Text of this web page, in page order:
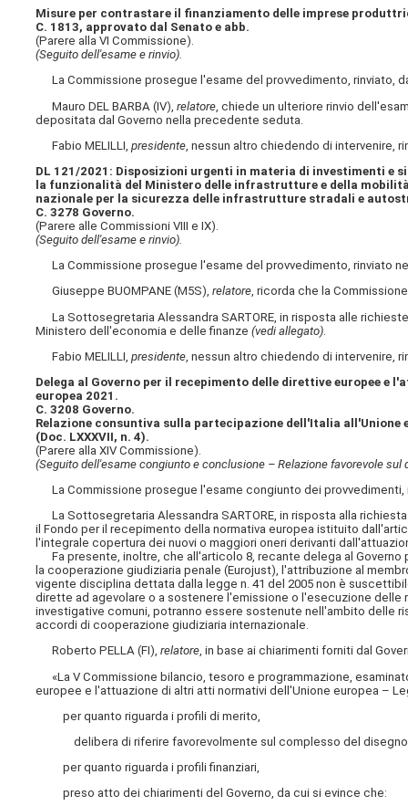
Misure per contrastare il finanziamento delle imprese
C. 1813, approvato dal Senato e abb.
(Parere alla VI Commissione).
(Seguito dell'esame e rinvio).
La Commissione prosegue l'esame del provvedimento, rinviato,
Mauro DEL BARBA (IV),relatore , chiede un ulteriore rinvio
depositata dal Governo nella precedente seduta.
Fabio MELILLI,presidente , nessun altro chiedendo di intervenire,
DL 121/2021: Disposizioni urgenti in materia di investimenti
la funzionalità del Ministero delle infrastrutture e della
nazionale per la sicurezza delle infrastrutture stradali e
C. 3278 Governo.
(Parere alle Commissioni VIII e IX).
(Seguito dell'esame e rinvio).
La Commissione prosegue l'esame del provvedimento, rinviato
Giuseppe BUOMPANE (M5S),relatore, ricorda che la
La Sottosegretaria Alessandra SARTORE, in risposta alle
Ministero dell'economia e delle finanze(vedi allegato)
Fabio MELILLI,presidente , nessun altro chiedendo di intervenire,
Delega al Governo per il recepimento delle direttive europee e
europea 2021.
C. 3208 Governo.
Relazione consuntiva sulla partecipazione dell'Italia all'Unione
(Doc. LXXXVII, n. 4).
(Parere alla XIV Commissione).
(Seguito dell'esame congiunto e conclusione – Relazione favorevole sul
La Commissione prosegue l'esame congiunto dei provvedimenti,
La Sottosegretaria Alessandra SARTORE, in risposta alla
il Fondo per il recepimento della normativa europea istituito
l'integrale copertura dei nuovi o maggiori oneri derivanti
Fa presente, inoltre, che all'articolo 8, recante delega al Governo
la cooperazione giudiziaria penale (Eurojust), l'attribuzione al
vigente disciplina dettata dalla legge n. 41 del 2005 non è
dirette ad agevolare o a sostenere l'emissione o l'esecuzione
investigative comuni, potranno essere sostenute nell'ambito delle
accordi di cooperazione giudiziaria internazionale.
Roberto PELLA (FI),relatore, in base ai chiarimenti forniti dal
«La V Commissione bilancio, tesoro e programmazione,
europee e l'attuazione di altri atti normativi dell'Unione europea –
per quanto riguarda i profili di merito,
delibera di riferire favorevolmente sul complesso del disegno
per quanto riguarda i profili finanziari,
preso atto dei chiarimenti del Governo, da cui si evince che: